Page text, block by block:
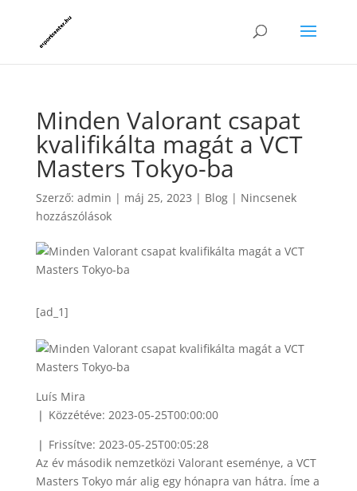
Minden Valorant csapat
kvalifikálta magát a VCT
Masters Tokyo-ba
Szerző: admin | máj 25, 2023 | Blog| Nincsenek
hozzászólások
[ad_1]
Luís Mira
❘ Közzétéve: 2023-05-25T00:00:00
❘ Frissítve: 2023-05-25T00:05:28
Az év második nemzetközi Valorant eseménye, a VCT
Masters Tokyo már alig egy hónapra van hátra. Íme a